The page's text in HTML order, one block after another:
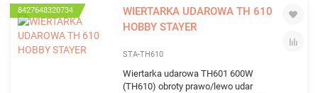
8427648320734
WIERTARKA UDAROWA TH 610
HOBBY STAYER
STA-TH610
Wiertarka udarowa TH601 600W
(TH610) obroty prawo/lewo udar